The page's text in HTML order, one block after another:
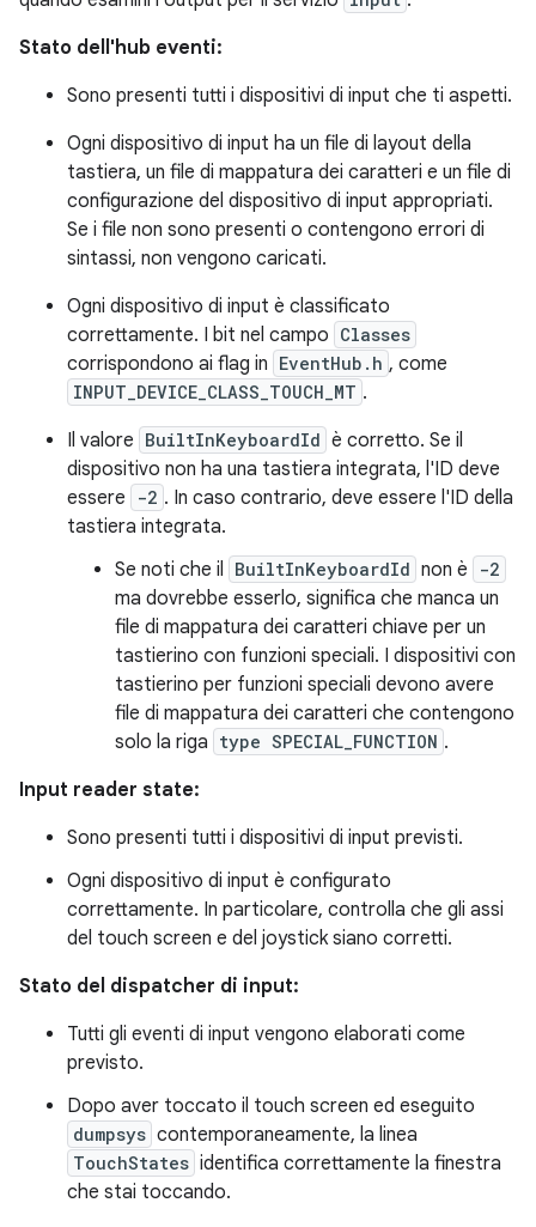
Stato dell'hub eventi:
Sono presenti tutti i dispositivi di input che ti aspetti.
Ogni dispositivo di input ha un file di layout della
tastiera, un file di mappatura dei caratteri e un file di
configurazione del dispositivo di input appropriati.
Se i file non sono presenti o contengono errori di
sintassi, non vengono caricati.
Ogni dispositivo di input è classificato
correttamente. I bit nel campo Classes
corrispondono ai flag in EventHub.h , come
INPUT_DEVICE_CLASS_TOUCH_MT .
Il valore BuiltInKeyboardId è corretto. Se il
dispositivo non ha una tastiera integrata, l'ID deve
essere
-2 . In caso contrario, deve essere l'ID della
tastiera integrata.
Se noti che il BuiltInKeyboardId non è -2
ma dovrebbe esserlo, significa che manca un
file di mappatura dei caratteri chiave per un
tastierino con funzioni speciali. I dispositivi con
tastierino per funzioni speciali devono avere
file di mappatura dei caratteri che contengono
solo la riga type SPECIAL_FUNCTION .
Input reader state:
Sono presenti tutti i dispositivi di input previsti.
Ogni dispositivo di input è configurato
correttamente. In particolare, controlla che gli assi
del touch screen e del joystick siano corretti.
Stato del dispatcher di input:
Tutti gli eventi di input vengono elaborati come
previsto.
Dopo aver toccato il touch screen ed eseguito
dumpsys contemporaneamente, la linea
TouchStates identifica correttamente la finestra
che stai toccando.